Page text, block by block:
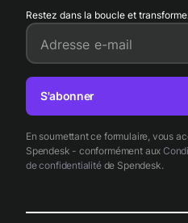
Restez dans la boucle et
Adresse e-mail
En soumettant ce formulaire, vous
Spendesk - conformément aux
de confidentialitéde Spendesk.
S'abonner